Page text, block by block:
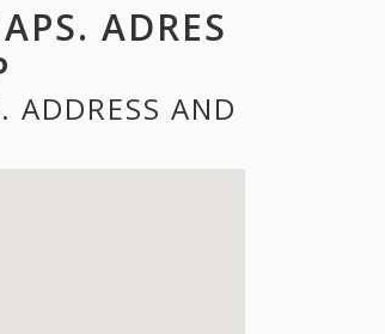
ADRES
ADDRESS AND